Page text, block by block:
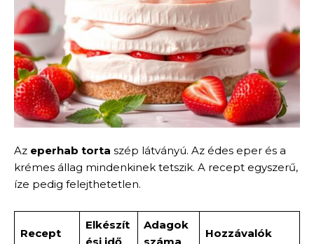
Az eperhab torta szép látványú. Az édes eper és a
krémes állag mindenkinek tetszik. A recept egyszerű,
íze pedig felejthetetlen.
Recept
Elkészít
Adagok
Hozzávalók